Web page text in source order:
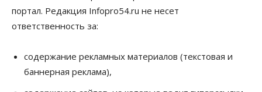
мяса в Новосибирской области
Расходы новосибирцев на спорт выросли на 40%
за полгода
07 Августа 2026, 14:35
портал. Редакция Infopro54.ru не несет
ответственность за:
содержание рекламных материалов (текстовая и
баннерная реклама),